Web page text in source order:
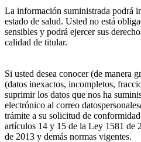
La información suministrada podrá
estado de salud. Usted no está
sensibles y podrá ejercer sus
calidad de titular.
Si usted desea conocer (de manera
(datos inexactos, incompletos,
suprimir los datos que nos ha
electrónico al correo
trámite a su solicitud de
artículos 14 y 15 de la Ley 1581 de
de 2013 y demás normas vigentes.